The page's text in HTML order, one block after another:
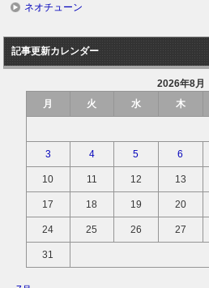
ネオチューン
記事更新カレンダー
2026年8月
月
火 水 木
3 4 5 6
10 11 12 13
17 18 19 20
24 25 26 27
31